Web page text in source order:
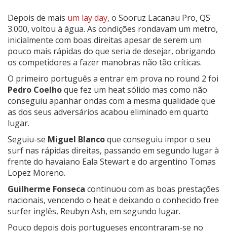
Depois de mais um lay day, o Sooruz Lacanau Pro, QS
3.000, voltou à água. As condições rondavam um metro,
inicialmente com boas direitas apesar de serem um
pouco mais rápidas do que seria de desejar, obrigando
os competidores a fazer manobras não tão críticas.
O primeiro português a entrar em prova no round 2 foi
Pedro Coelhoque fez um heat sólido mas como não
conseguiu apanhar ondas com a mesma qualidade que
as dos seus adversários acabou eliminado em quarto
lugar.
Seguiu-se Miguel Blancoque conseguiu impor o seu
surf nas rápidas direitas, passando em segundo lugar à
frente do havaiano Eala Stewart e do argentino Tomas
Lopez Moreno.
Guilherme Fonseca continuou com as boas prestações
nacionais, vencendo o heat e deixando o conhecido free
surfer inglês, Reubyn Ash, em segundo lugar.
Pouco depois dois portugueses encontraram-se no